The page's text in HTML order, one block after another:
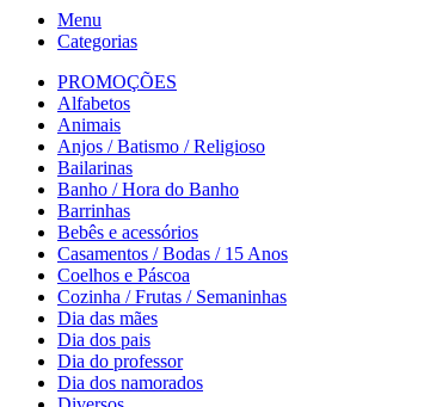
Menu
Categorias
PROMOÇÕES
Alfabetos
Animais
Anjos / Batismo / Religioso
Bailarinas
Banho / Hora do Banho
Barrinhas
Bebês e acessórios
Casamentos / Bodas / 15 Anos
Coelhos e Páscoa
Cozinha / Frutas / Semaninhas
Dia das mães
Dia dos pais
Dia do professor
Dia dos namorados